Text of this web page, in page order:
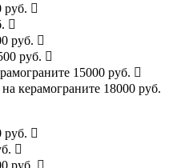
руб.
руб.
руб.
15000 руб.
керамограните 18000 руб.
руб.
руб.